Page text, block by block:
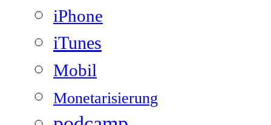
iPhone
iTunes
Mobil
Monetarisierung